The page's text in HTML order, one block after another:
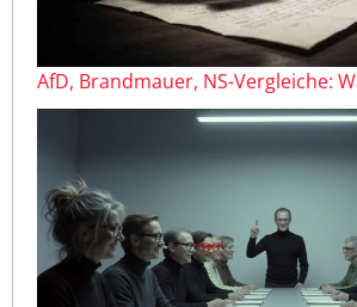
AfD, Brandmauer, NS-Vergleiche: